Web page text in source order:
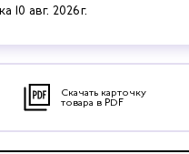
10 авг. 2026 г.
Скачать карточку
товара в PDF